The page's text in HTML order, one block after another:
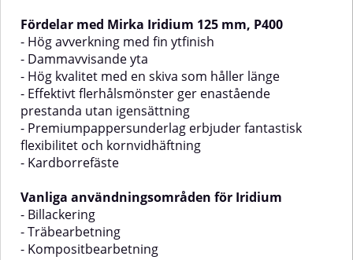
Fördelar med Mirka Iridium 125 mm, P400
- Hög avverkning med fin ytfinish
- Dammavvisande yta
- Hög kvalitet med en skiva som håller länge
- Effektivt flerhålsmönster ger enastående
prestanda utan igensättning
- Premiumpappersunderlag erbjuder fantastisk
flexibilitet och kornvidhäftning
- Kardborrefäste
Vanliga användningsområden för Iridium
- Billackering
- Träbearbetning
- Kompositbearbetning